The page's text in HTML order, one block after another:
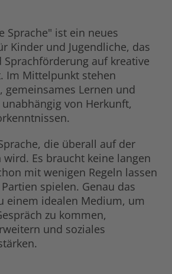
Sprache" ist ein neues
Kinder und Jugendliche, das
Sprachförderung auf kreative
Im Mittelpunkt stehen
gemeinsames Lernen und
unabhängig von Herkunft,
die überall auf der
Es braucht keine langen
mit wenigen Regeln lassen
spielen. Genau das
einem idealen Medium, um
zu kommen,
und soziales